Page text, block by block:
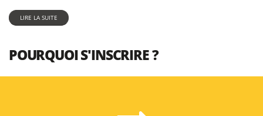
LIRE LA SUITE
POURQUOI S'INSCRIRE ?